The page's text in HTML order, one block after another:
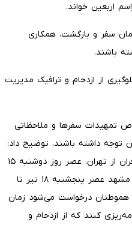
اربعین خواند.
سفر و بازگشت، همکاری
باشند.
از ازدحام و ترافیک مدیریت
تمهیدات سفرها و ملاحظاتی
توجه داشته باشند، توضیح داد:
پیش‌بینی می‌شود اوج بازگشت مسافران از تهران، عصر روز دوشنبه ۱۵
تیر، از قم ظهر سه‌شنبه ۱۶ تیر و از مشهد عصر پنجشنبه ۱۸ تیر تا
از هموطنان درخواست می‌شود زمان
کنند که از ازدحام و